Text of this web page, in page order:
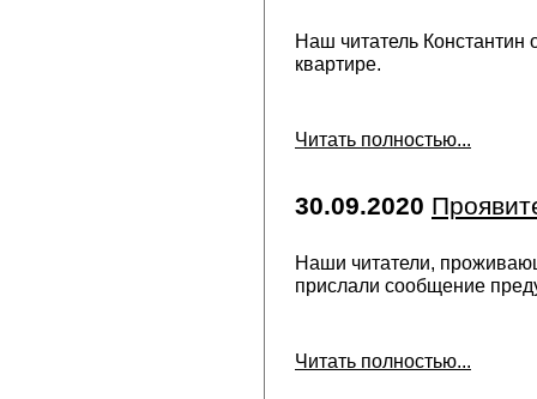
Наш читатель Константин
квартире.
Читать полностью...
30.09.2020
Наши читатели,
прислали сообщение
Читать полностью...